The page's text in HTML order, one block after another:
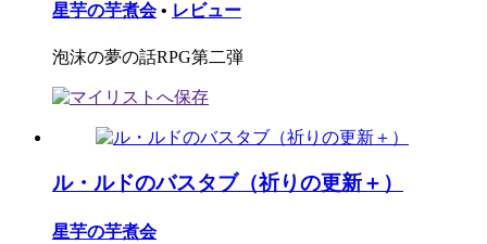
星芋の芋煮会 • レビュー
泡沫の夢の話RPG第二弾
ル・ルドのバスタブ（祈りの更新＋）
星芋の芋煮会